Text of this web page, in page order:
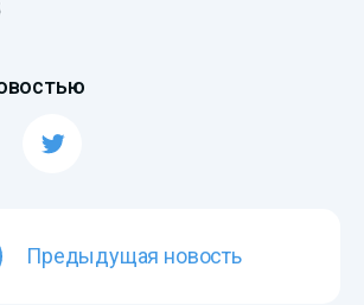
Предыдущая новость